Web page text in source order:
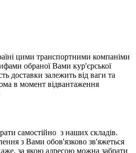
цими транспортними компаніми
обраної Вами кур'єрської
доставки залежить від ваги та
в момент відвантаження
самостійно з наших складів.
з Вами обов'язково зв'яжеться
за якою адресою можна забрати